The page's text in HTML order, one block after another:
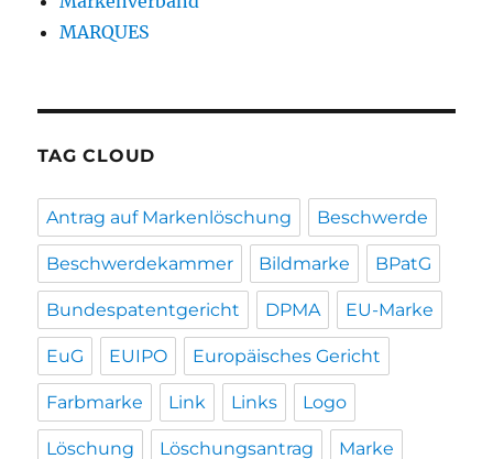
MARQUES
TAG CLOUD
Antrag auf Markenlöschung Beschwerde
Beschwerdekammer Bildmarke BPatG
Bundespatentgericht DPMA EU-Marke
EuG EUIPO Europäisches Gericht
Farbmarke Link Links Logo
Löschung Löschungsantrag Marke